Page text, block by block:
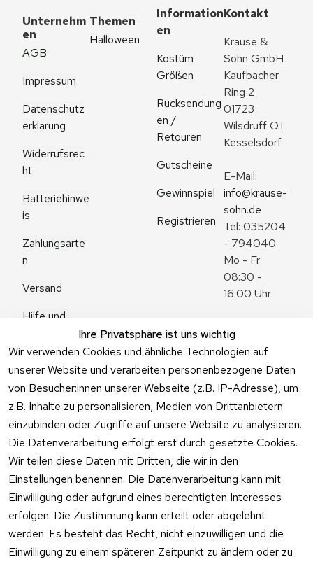
Ihre Privatsphäre ist uns wichtig
Wir verwenden Cookies und ähnliche Technologien auf
unserer Website und verarbeiten personenbezogene Daten
von Besucher:innen unserer Webseite (z.B. IP-Adresse), um
z.B. Inhalte zu personalisieren, Medien von Drittanbietern
einzubinden oder Zugriffe auf unsere Website zu analysieren.
Die Datenverarbeitung erfolgt erst durch gesetzte Cookies.
Wir teilen diese Daten mit Dritten, die wir in den
Einstellungen benennen. Die Datenverarbeitung kann mit
Einwilligung oder aufgrund eines berechtigten Interesses
erfolgen. Die Zustimmung kann erteilt oder abgelehnt
werden. Es besteht das Recht, nicht einzuwilligen und die
Einwilligung zu einem späteren Zeitpunkt zu ändern oder zu
Unternehm
en
AGB
Impressum
Datenschutz
erklärung
Widerrufsrec
ht
Batteriehinwe
is
Zahlungsarte
n
Versand
Hilfe und
Fragen
Themen
Halloween
Information
en
Kostüm
Größen
Rücksendung
en /
Retouren
Gutscheine
Gewinnspiel
Registrieren
Kontakt
Krause &
Sohn GmbH
Kaufbacher
Ring 2
01723
Wilsdruff OT
Kesselsdorf
info@krause-
sohn.de
Tel: 035204
- 794040
Mo - Fr
08:30 -
16:00 Uhr
Zum
Kontaktformu
lar
Vertrag
widerrufen